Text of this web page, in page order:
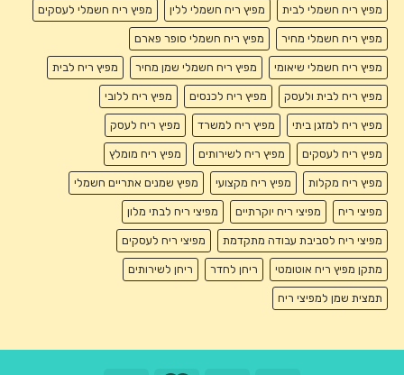
מפיץ ריח חשמלי לבית מפיץ ריח חשמלי ללין מפיץ ריח חשמלי לעסקים
מפיץ ריח חשמלי מחיר מפיץ ריח חשמלי סופר פארם
מפיץ ריח חשמלי שיאומי מפיץ ריח חשמלי שמן מחיר מפיץ ריח לבית
מפיץ ריח לבית ולעסק מפיץ ריח לכנסים מפיץ ריח ללובי
מפיץ ריח למזגן ביתי מפיץ ריח למשרד מפיץ ריח לעסק
מפיץ ריח לעסקים מפיץ ריח לשירותים מפיץ ריח מומלץ
מפיץ ריח מקלות מפיץ ריח מקצועי מפיץ שמנים אתריים חשמלי
מפיצי ריח מפיצי ריח יוקרתיים מפיצי ריח לבתי מלון
מפיצי ריח לסביבת עבודה מתקדמת מפיצי ריח לעסקים
מתקן מפיץ ריח אוטומטי ריחן לחדר ריחן לשירותים
תמצית שמן למפיצי ריח